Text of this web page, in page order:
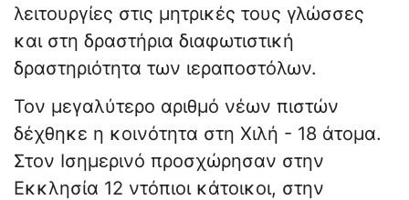
λειτουργίες στις μητρικές τους γλώσσες
και στη δραστήρια διαφωτιστική
δραστηριότητα των ιεραποστόλων.
Τον μεγαλύτερο αριθμό νέων πιστών
δέχθηκε η κοινότητα στη Χιλή - 18 άτομα.
Στον Ισημερινό προσχώρησαν στην
Εκκλησία 12 ντόπιοι κάτοικοι, στην